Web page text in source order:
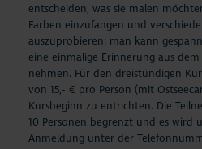
entscheiden, was sie malen
Farben einzufangen und
auszuprobieren; man kann
eine einmalige Erinnerung aus
nehmen. Für den dreistündigen
von 15,- € pro Person (mit
Kursbeginn zu entrichten. Die
10 Personen begrenzt und es wird
Anmeldung unter der